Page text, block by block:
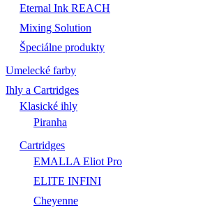
Eternal Ink REACH
Mixing Solution
Špeciálne produkty
Umelecké farby
Ihly a Cartridges
Klasické ihly
Piranha
Cartridges
EMALLA Eliot Pro
ELITE INFINI
Cheyenne